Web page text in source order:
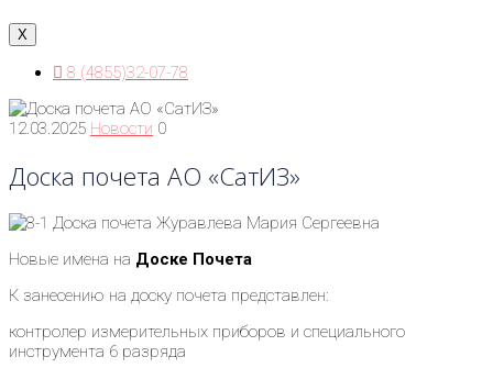
X
8 (4855)32-07-78
12.03.2025 Новости 0
Доска почета АО «СатИЗ»
Новые имена на Доске Почета
К занесению на доску почета представлен:
контролер измерительных приборов и специального
инструмента 6 разряда